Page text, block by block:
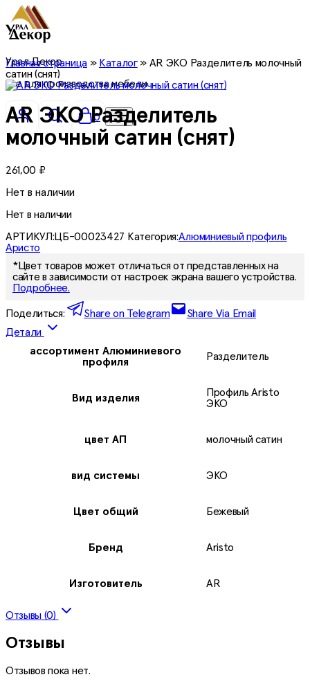
Урал Декор
все для производства мебели
0
Главная страница» Каталог» AR ЭКО Разделитель молочный
сатин (снят)
AR ЭКО Разделитель
молочный сатин (снят)
261,00 ₽
Нет в наличии
Нет в наличии
АРТИКУЛ:ЦБ-00023427 Категория:Алюминиевый профиль
Аристо
*Цвет товаров может отличаться от представленных на
сайте в зависимости от настроек экрана вашего устройства.
Подробнее.
Поделиться: Share on Telegram
Share Via Email
Детали
ассортимент Алюминиевого
профиля
Разделитель
Вид издeлия
Профиль Aristo
ЭКО
цвет АП молочный сатин
вид системы ЭКО
Цвет общий Бежевый
Бренд Aristo
Изготовитель AR
Отзывы (0)
Отзывы
Отзывов пока нет.